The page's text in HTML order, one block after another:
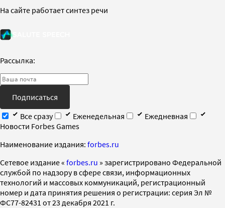
На сайте работает синтез речи
Рассылка:
Подписаться
Все сразу
Еженедельная
Ежедневная
Новости Forbes Games
Наименование издания: forbes.ru
Cетевое издание « forbes.ru » зарегистрировано Федеральной
службой по надзору в сфере связи, информационных
технологий и массовых коммуникаций, регистрационный
номер и дата принятия решения о регистрации: серия Эл №
ФС77-82431 от 23 декабря 2021 г.